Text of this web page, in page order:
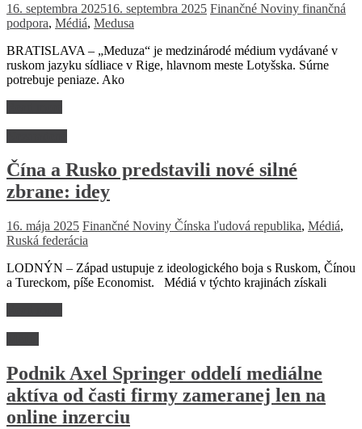
16. septembra 202516. septembra 2025 Finančné Noviny finančná
podpora, Médiá, Medusa
BRATISLAVA – „Meduza“ je medzinárodé médium vydávané v
ruskom jazyku sídliace v Rige, hlavnom meste Lotyšska. Súrne
potrebuje peniaze. Ako
Čína a Rusko predstavili nové silné
zbrane: idey
16. mája 2025 Finančné Noviny Čínska ľudová republika, Médiá,
Ruská federácia
LODNÝN – Západ ustupuje z ideologického boja s Ruskom, Čínou
a Tureckom, píše Economist. Médiá v týchto krajinách získali
Podnik Axel Springer oddelí mediálne
aktíva od časti firmy zameranej len na
online inzerciu